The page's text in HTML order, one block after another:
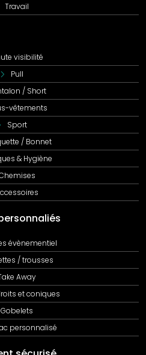
Travail
visibilité
Pull
/ Short
vêtements
Sport
/ Bonnet
& Hygiène
évènementiel
/ trousses
Away
et coniques
Gobelets
personnalisé